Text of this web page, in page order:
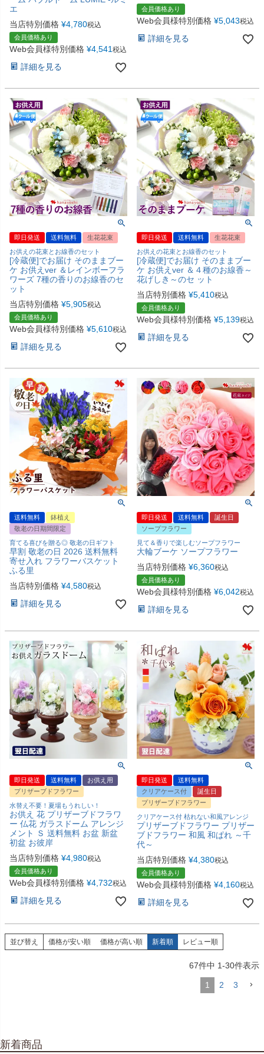
エ
当店特別価格 ¥4,780税込
会員価格あり
Web会員様特別価格 ¥4,541 税込
詳細を見る
会員価格あり
Web会員様特別価格 ¥5,043税込
詳細を見る
即日発送 送料無料
生花花束
お供えの花束とお線香のセット
[冷蔵便]でお届け そのままブー
ケ お供えver ＆レインボーフラ
ワーズ 7種の香りのお線香のセ
ット
当店特別価格 ¥5,905税込
会員価格あり
Web会員様特別価格 ¥5,610税込
詳細を見る
即日発送 送料無料
生花花束
お供えの花束とお線香のセット
[冷蔵便]でお届け そのままブー
ケ お供えver ＆４種のお線香～
花げしき～のセ ット
当店特別価格 ¥5,410税込
会員価格あり
Web会員様特別価格 ¥5,139税込
詳細を見る
送料無料
鉢植え
敬老の日期間限定
育てる喜びを贈る◎ 敬老の日ギフト
早割 敬老の日 2026 送料無料
寄せ入れ フラワーバスケット
ふる里
当店特別価格 ¥4,580税込
詳細を見る
即日発送 送料無料
誕生日
ソープフラワー
見て＆香りで楽しむソープフラワー
大輪ブーケ ソープフラワー
当店特別価格 ¥6,360税込
会員価格あり
Web会員様特別価格 ¥6,042税込
詳細を見る
即日発送 送料無料
お供え用
プリザーブドフラワー
水替え不要！夏場もうれしい！
お供え 花 プリザーブドフラワ
ー 仏花 ガラスドーム アレンジ
メント Ｓ 送料無料 お盆 新盆
初盆 お彼岸
当店特別価格 ¥4,980税込
会員価格あり
Web会員様特別価格 ¥4,732税込
詳細を見る
即日発送
送料無料
クリアケース付
誕生日
プリザーブドフラワー
クリアケース付 枯れない和風アレンジ
プリザーブドフラワー プリザー
ブドフラワー 和風 和ぱれ ～千
代～
当店特別価格 ¥4,380税込
会員価格あり
Web会員様特別価格 ¥4,160税込
詳細を見る
並び替え 価格が安い順 価格が高い順 新着順 レビュー順
67件中 1-30件表示
1 2 3
新着商品